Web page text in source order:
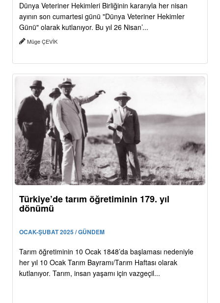
Dünya Veteriner Hekimleri Birliğinin kararıyla her nisan
ayının son cumartesi günü "Dünya Veteriner Hekimler
Günü" olarak kutlanıyor. Bu yıl 26 Nisan’...
Müge ÇEVİK
Türkiye’de tarım öğretiminin 179. yıl
dönümü
OCAK-ŞUBAT 2025 / GÜNDEM
Tarım öğretiminin 10 Ocak 1848’da başlaması nedeniyle
her yıl 10 Ocak Tarım Bayramı/Tarım Haftası olarak
kutlanıyor. Tarım, insan yaşamı için vazgeçil...